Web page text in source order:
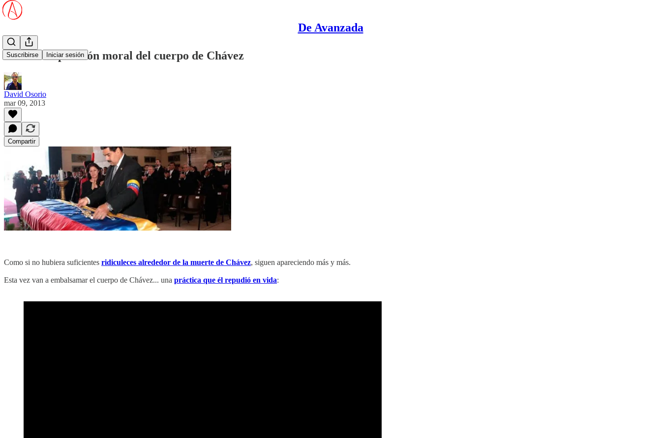
De Avanzada
Suscribirse Iniciar sesión
La descomposición moral del cuerpo de Chávez
David Osorio
mar 09, 2013
Compartir
Como si no hubiera suficientes ridiculeces alrededor de la muerte de Chávez, siguen apareciendo más y más.
Esta vez van a embalsamar el cuerpo de Chávez... una práctica que él repudió en vida: